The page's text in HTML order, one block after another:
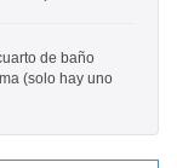
de baño
(solo hay uno